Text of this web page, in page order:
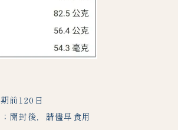
前120日
開封後，請儘早食用